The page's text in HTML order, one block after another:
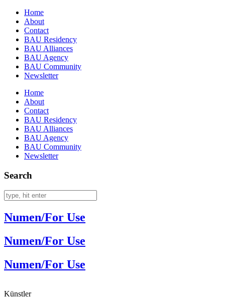
Home
About
Contact
BAU Residency
BAU Alliances
BAU Agency
BAU Community
Newsletter
Home
About
Contact
BAU Residency
BAU Alliances
BAU Agency
BAU Community
Newsletter
Search
Numen/For Use
Numen/For Use
Numen/For Use
Künstler